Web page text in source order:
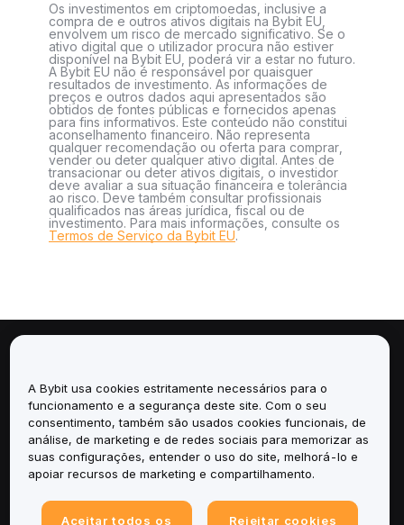
Os investimentos em criptomoedas, inclusive a
compra de e outros ativos digitais na Bybit EU,
envolvem um risco de mercado significativo. Se o
ativo digital que o utilizador procura não estiver
disponível na Bybit EU, poderá vir a estar no futuro.
A Bybit EU não é responsável por quaisquer
resultados de investimento. As informações de
preços e outros dados aqui apresentados são
obtidos de fontes públicas e fornecidos apenas
para fins informativos. Este conteúdo não constitui
aconselhamento financeiro. Não representa
qualquer recomendação ou oferta para comprar,
vender ou deter qualquer ativo digital. Antes de
transacionar ou deter ativos digitais, o investidor
deve avaliar a sua situação financeira e tolerância
ao risco. Deve também consultar profissionais
qualificados nas áreas jurídica, fiscal ou de
investimento. Para mais informações, consulte os
Termos de Serviço da Bybit EU.
Serviços
Suporte
A Bybit usa cookies estritamente necessários para o
funcionamento e a segurança deste site. Com o seu
consentimento, também são usados cookies funcionais, de
análise, de marketing e de redes sociais para memorizar as
suas configurações, entender o uso do site, melhorá-lo e
apoiar recursos de marketing e compartilhamento.
Aceitar todos os Rejeitar cookies